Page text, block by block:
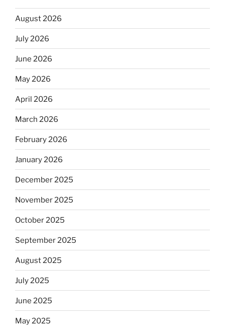
August 2026
July 2026
June 2026
May 2026
April 2026
March 2026
February 2026
January 2026
December 2025
November 2025
October 2025
September 2025
August 2025
July 2025
June 2025
May 2025